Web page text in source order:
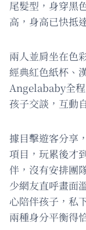
尾髮型，身穿黑
高，身高已快抵
兩人並肩坐在色
經典紅色紙杯、
Angelababy全
孩子交談，互動
據目擊遊客分享
項目，玩累後才
伴，沒有安排團
少網友直呼畫面
心陪伴孩子，私
兩種身分平衡得